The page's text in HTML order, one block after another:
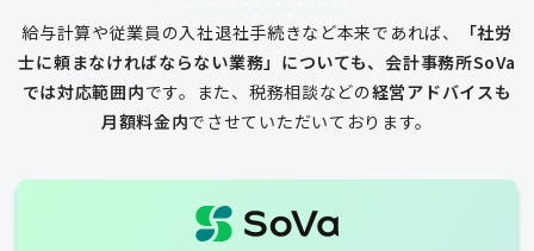
給与計算や従業員の入社退社手続きなど本来であれば、
「社労
士に頼まなければならない業務」についても、会計事務所SoVa
では対応範囲内です。 また、税務相談などの経営アドバイスも
月額料金内でさせていただいております。
一般的な税理士